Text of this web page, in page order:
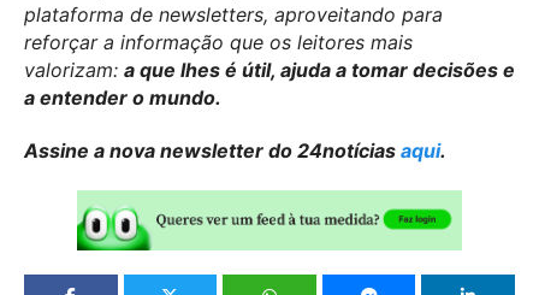
plataforma de newsletters, aproveitando para
reforçar a informação que os leitores mais
valorizam: a que lhes é útil, ajuda a tomar decisões e
a entender o mundo.
Assine a nova newsletter do 24notícias aqui.